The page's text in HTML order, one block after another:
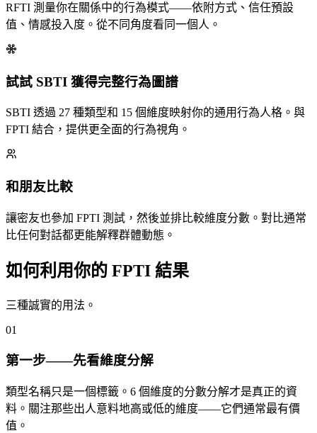
RFTI 測量你在關係中的行為模式——依附方式、信任預設
值、情感投入度。從不同角度看同一個人。
試試 SBTI 獲得完整行為圖譜
SBTI 透過 27 種類型和 15 個維度映射你的通用行為人格。與
FPTI 結合，提供更全面的行為視角。
和朋友比較
讓密友也參加 FPTI 測試，然後並排比較維度分數。對比通常
比任何對話都更能解釋群體動態。
如何利用你的 FPTI 結果
三種誠實的用法。
01
第一步——先看維度分解
類型名稱只是一個標籤。6 個維度的分數分解才是真正的資
料。關注那些出人意料地高或低的維度——它們通常最有價
值。